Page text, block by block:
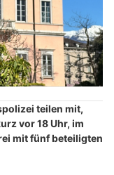
teilen mit,
vor 18 Uhr, im
mit fünf beteiligten